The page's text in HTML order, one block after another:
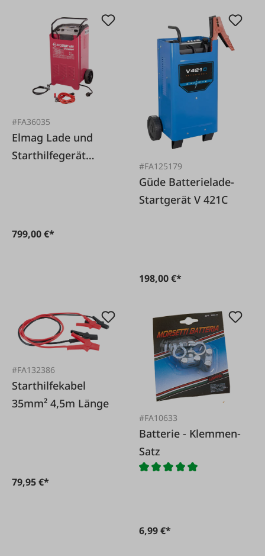
#FA36035
Elmag Lade und
Starthilfegerät
799,00 €*
#FA125179
Güde Batterielade-
Startgerät V 421C
198,00 €*
#FA132386
Starthilfekabel
35mm² 4,5m Länge
79,95 €*
#FA10633
Batterie - Klemmen-
Satz
6,99 €*